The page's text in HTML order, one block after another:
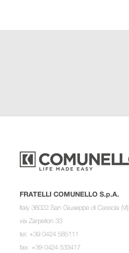
FRATELLI COMUNELLO S.p.A.
Italy 36022 San Giuseppe di Cassola (VI)
via Zarpellon 33
tel: +39 0424 585111
fax: +39 0424 533417